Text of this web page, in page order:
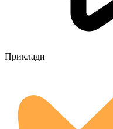
Приклади